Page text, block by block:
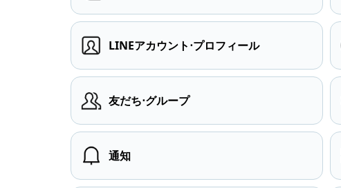
LINEアカウント⋅プロフィール
友だち⋅グループ
通知